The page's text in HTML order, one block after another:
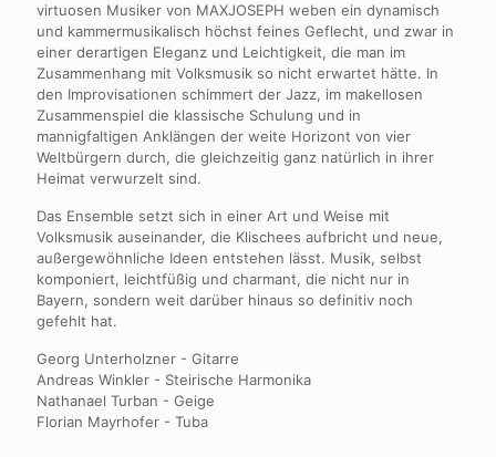
virtuosen Musiker von MAXJOSEPH weben ein dynamisch
und kammermusikalisch höchst feines Geflecht, und zwar in
einer derartigen Eleganz und Leichtigkeit, die man im
Zusammenhang mit Volksmusik so nicht erwartet hätte. In
den Improvisationen schimmert der Jazz, im makellosen
Zusammenspiel die klassische Schulung und in
mannigfaltigen Anklängen der weite Horizont von vier
Weltbürgern durch, die gleichzeitig ganz natürlich in ihrer
Heimat verwurzelt sind.
Das Ensemble setzt sich in einer Art und Weise mit
Volksmusik auseinander, die Klischees aufbricht und neue,
außergewöhnliche Ideen entstehen lässt. Musik, selbst
komponiert, leichtfüßig und charmant, die nicht nur in
Bayern, sondern weit darüber hinaus so definitiv noch
gefehlt hat.
Georg Unterholzner - Gitarre
Andreas Winkler - Steirische Harmonika
Nathanael Turban - Geige
Florian Mayrhofer - Tuba